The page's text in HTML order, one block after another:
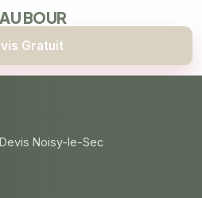
BOUR
Gratuit
Devis Noisy-le-Sec